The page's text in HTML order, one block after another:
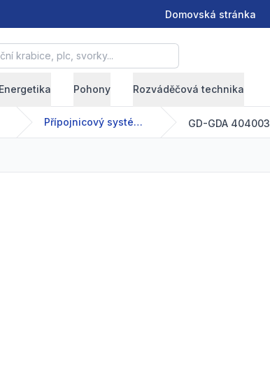
Domovská stránka
plc, svorky...
Energetika Pohony Rozváděčová technika
Přípojnicový systém - GDA - 63-2500 A GD-GDA 404003